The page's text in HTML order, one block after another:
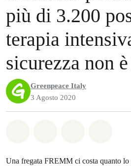
più di 3.200
terapia
sicurezza non
Greenpeace Italy
3 Agosto 2020
Una fregata FREMM ci costa quanto